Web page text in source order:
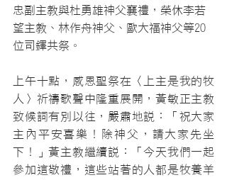
忠副主教與杜勇雄神父襄禮，榮休李若
望主教、林作舟神父、歐大福神父等20
位司鐸共祭。
上午十點，感恩聖祭在〈上主是我的牧
人〉祈禱歌聲中隆重展開，黃敏正主教
致候詞有別以往，嚴肅地說：「祝大家
主內平安喜樂！除神父，請大家先坐
下！」黃主教繼續說：「今天我們一起
參加這敬禮，這些站著的人都是牧養羊